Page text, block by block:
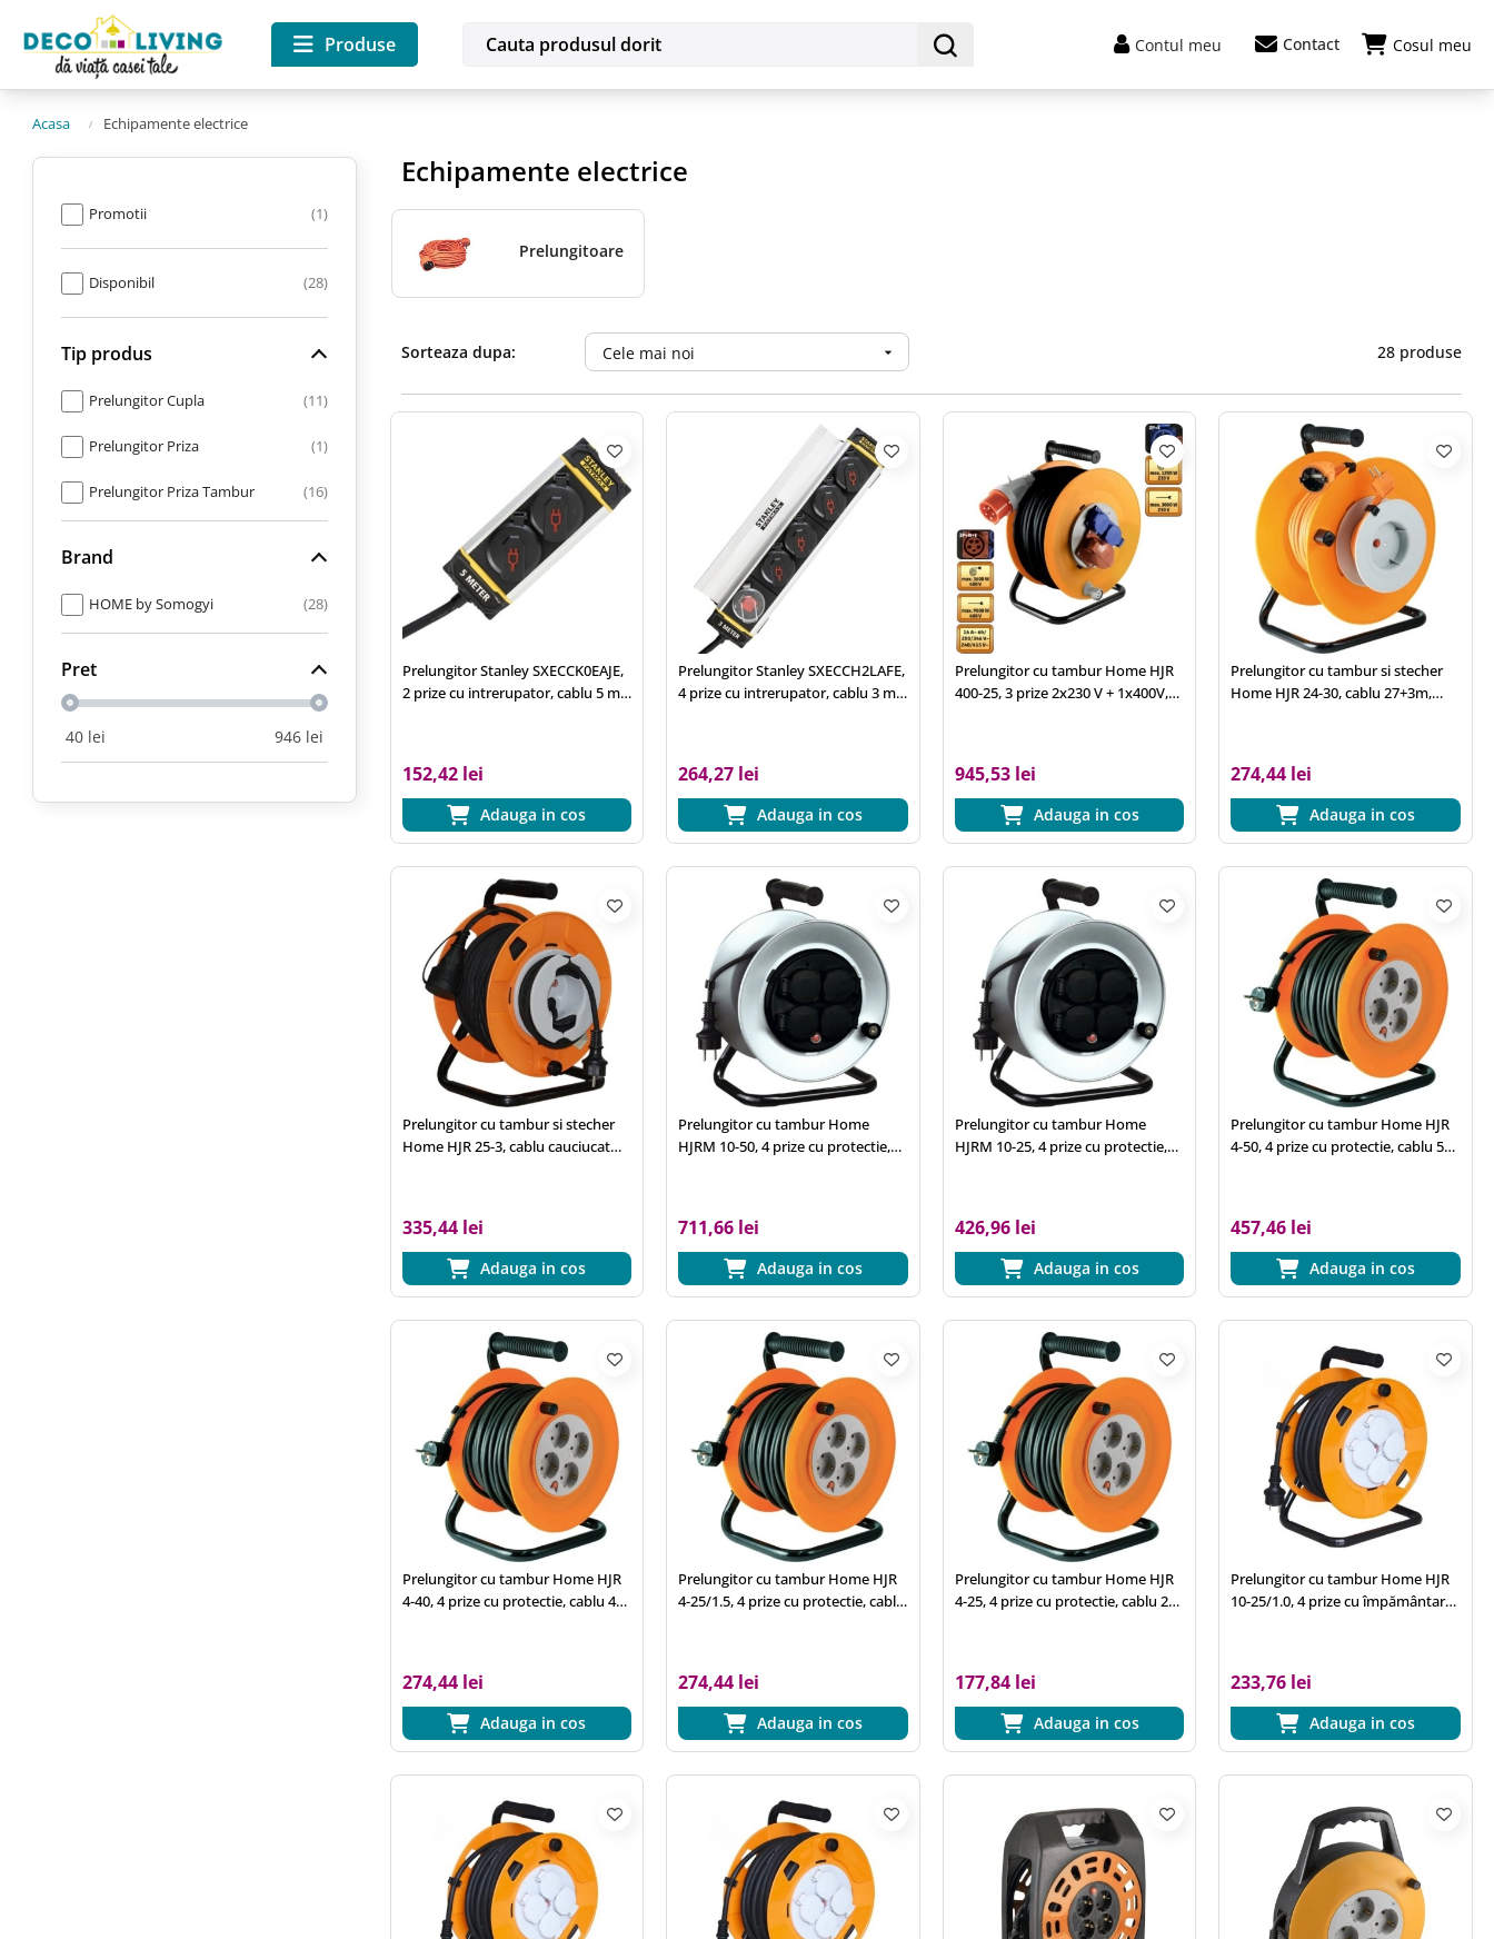
Produse Contul meu Contact Cosul meu
Acasa Echipamente electrice
Promotii 1
Disponibil 28
Tip produs
Prelungitor Cupla 11
Prelungitor Priza 1
Prelungitor Priza Tambur 16
Brand
HOME by Somogyi 28
Pret
40 lei 946lei
Echipamente electrice
Prelungitoare
Sorteaza dupa: Cele mai noi  28 produse
Prelungitor Stanley SXECCK0EAJE,
2 prize cu intrerupator, cablu 5 m,
152,42 lei
Adauga in cos
Prelungitor Stanley SXECCH2LAFE,
4 prize cu intrerupator, cablu 3 m,
264,27 lei
Adauga in cos
Prelungitor cu tambur Home HJR
400-25, 3 prize 2x230 V + 1x400V,
945,53 lei
Adauga in cos
Prelungitor cu tambur si stecher
Home HJR 24-30, cablu 27+3m,
274,44 lei
Adauga in cos
Prelungitor cu tambur si stecher
Home HJR 25-3, cablu cauciucat
335,44 lei
Adauga in cos
Prelungitor cu tambur Home
HJRM 10-50, 4 prize cu protectie,
711,66 lei
Adauga in cos
Prelungitor cu tambur Home
HJRM 10-25, 4 prize cu protectie,
426,96 lei
Adauga in cos
Prelungitor cu tambur Home HJR
4-50, 4 prize cu protectie, cablu 50
457,46 lei
Adauga in cos
Prelungitor cu tambur Home HJR
4-40, 4 prize cu protectie, cablu 40
274,44 lei
Adauga in cos
Prelungitor cu tambur Home HJR
4-25/1.5, 4 prize cu protectie, cablu
274,44 lei
Adauga in cos
Prelungitor cu tambur Home HJR
4-25, 4 prize cu protectie, cablu 25
177,84 lei
Adauga in cos
Prelungitor cu tambur Home HJR
10-25/1.0, 4 prize cu împământare,
233,76 lei
Adauga in cos